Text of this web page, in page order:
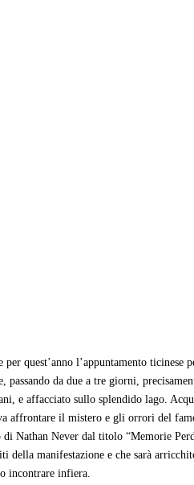
per quest’anno l’appuntamento
da due a tre giorni,
e affacciato sullo splendido lago.
affrontare il mistero e gli orrori del
di Nathan Never dal titolo “Memorie
della manifestazione e che sarà
incontrare infiera.